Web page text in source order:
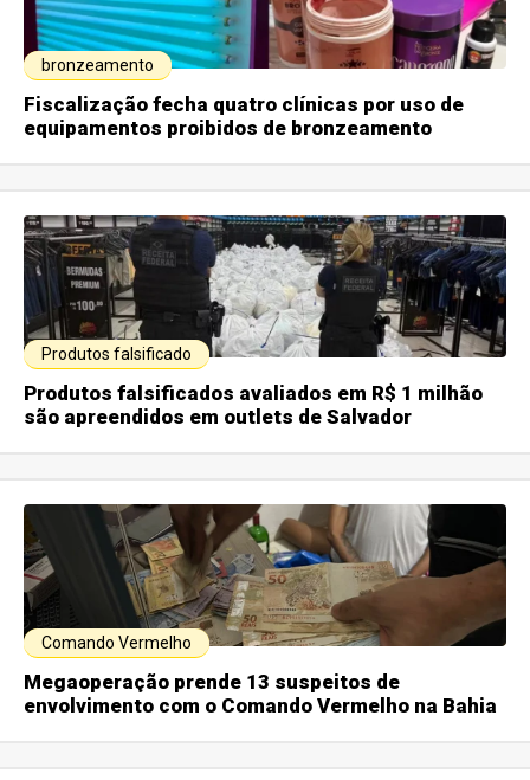
bronzeamento
Fiscalização fecha quatro clínicas por uso de
equipamentos proibidos de bronzeamento
Produtos falsificado
Produtos falsificados avaliados em R$ 1 milhão
são apreendidos em outlets de Salvador
Comando Vermelho
Megaoperação prende 13 suspeitos de
envolvimento com o Comando Vermelho na Bahia